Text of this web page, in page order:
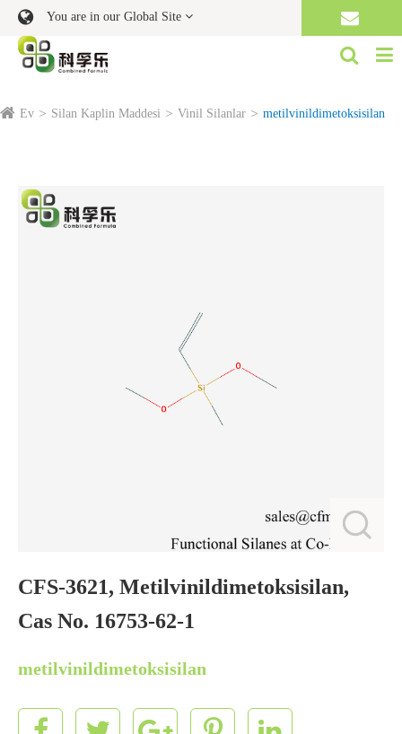
You are in our Global Site
Ev Silan Kaplin Maddesi Vinil Silanlar metilvinildimetoksisilan
CFS-3621, Metilvinildimetoksisilan,
Cas No. 16753-62-1
metilvinildimetoksisilan